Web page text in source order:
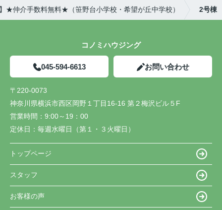
★仲介手数料無料★（笹野台小学校・希望が丘中学校） 2号棟
コノミハウジング
045-594-6613 お問い合わせ
〒220-0073
神奈川県横浜市西区岡野１丁目16-16 第２梅沢ビル５F
営業時間： 9:00～19：00
定休日： 毎週水曜日（第１・３火曜日）
トップページ
スタッフ
お客様の声